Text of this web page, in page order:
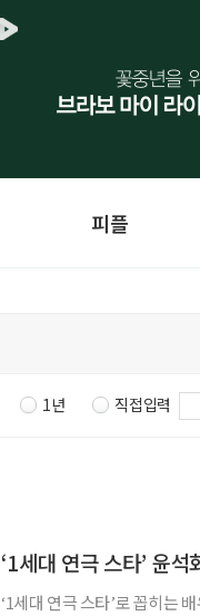
피플
1년 직접입력
‘1세대 연극 스타’ 윤
‘1세대 연극 스타’로 꼽히는